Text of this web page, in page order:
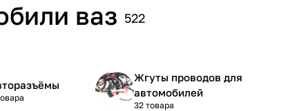
ваз 522
Жгуты проводов для
автомобилей
32 товара